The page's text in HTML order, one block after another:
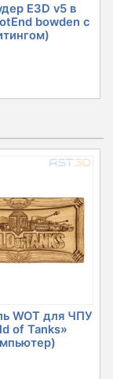
E3D v5 в
bowden с
WOT для ЧПУ
of Tanks»